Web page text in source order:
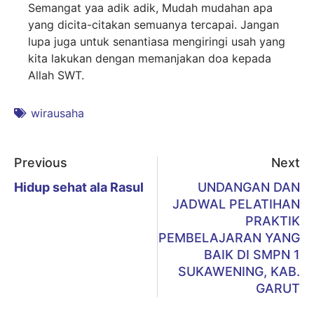
Semangat yaa adik adik, Mudah mudahan apa
yang dicita-citakan semuanya tercapai. Jangan
lupa juga untuk senantiasa mengiringi usah yang
kita lakukan dengan memanjakan doa kepada
Allah SWT.
wirausaha
Previous
Hidup sehat ala Rasul
Next
UNDANGAN DAN
JADWAL PELATIHAN
PRAKTIK
PEMBELAJARAN YANG
BAIK DI SMPN 1
SUKAWENING, KAB.
GARUT